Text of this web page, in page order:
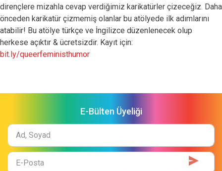
dirençlere mizahla cevap verdiğimiz karikatürler çizeceğiz. Daha
önceden karikatür çizmemiş olanlar bu atölyede ilk adımlarını
atabilir! Bu atölye türkçe ve İngilizce düzenlenecek olup
herkese açıktır & ücretsizdir. Kayıt için:
bit.ly/queerfeministhumor
E-Bülten Üyeliği
Ad
Soyad
E-
Mail